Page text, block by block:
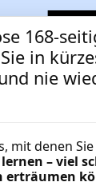
168-
in
nie
mit denen
– viel
erträumen